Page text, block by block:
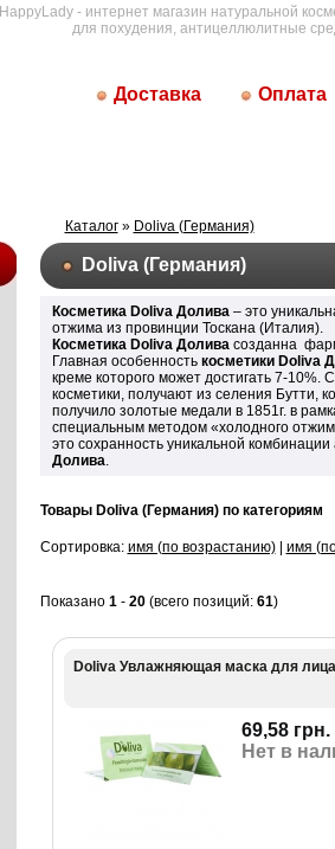
HappyLady - интернет магазин натуральной
для похудения, антицеллюлитные
Доставка Оплата
Каталог» Doliva (Германия)
Doliva (Германия)
Косметика Doliva Долива– это
отжима из провинции Тоскана (Италия).
Косметика Doliva Доливасозданна
Главная особенность косметики Doliva
креме которого может достигать 7-10%.
косметики, получают из селения Бутти,
получило золотые медали в 1851г. в
специальным методом «холодного
это сохранность уникальной
Долива.
Товары Doliva (Германия) по категориям
Сортировка: имя (по возрастанию)| имя
Показано 1- 20(всего позиций: 61)
Doliva Увлажняющая маска для лица
69,58 грн.
Нет в